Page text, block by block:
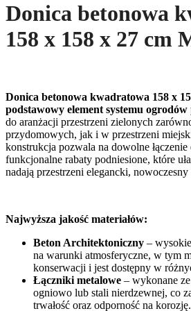
Donica betonowa
158 x 158 x 27 cm
Donica betonowa kwadratowa 158 x
podstawowy element systemu ogrodów
do aranżacji przestrzeni zielonych
przydomowych, jak i w przestrzeni
konstrukcja pozwala na dowolne
funkcjonalne rabaty podniesione, które
nadają przestrzeni elegancki,
Najwyższa jakość materiałów:
Beton Architektoniczny –
na warunki atmosferyczne, w tym
konserwacji i jest dostępny w
Łączniki metalowe – wykonane
ogniowo lub stali nierdzewnej, co
trwałość oraz odporność na korozję.